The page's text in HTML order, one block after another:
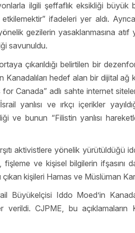
ilgili şeffaflık eksikliği
ifadeleri yer aldı.
gezilerin yasaklanmasına atıf
savunuldu.
çıkarıldığı belirtilen bir
Kanadalıları hedef alan bir dijital
for Canada” adlı sahte internet
yanlısı ve ırkçı içerikler
ve bunun “Filistin yanlısı
aktivistlere yönelik yürütüldüğü
ve kişisel bilgilerin ifşasını
çıkan kişileri Hamas ve Müslüman
Büyükelçisi Iddo Moed’in
CJPME, bu açıklamaların